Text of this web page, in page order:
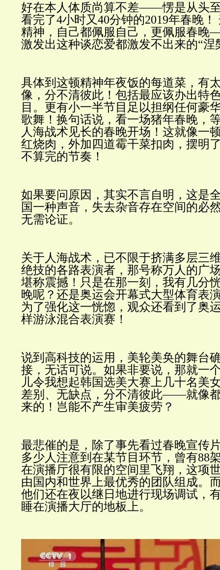
好在本人体质尚算不差——愣是从头
看完了4小时又40分钟的2019年春晚
精神，自己都佩服自己，更佩服春
激发出这种谈恋爱都激发不出来的“涅
具体到这顿精神年夜饭的每道菜，有
像，分不清彼此！包括最应该办出特
目。更有小一半节目足以担纲任何豪
歌舞！换句话说，看一场猪年春晚，
人海战术见长的春晚开场！这就像一
红烧肉，外加四道霉干菜扣肉，摆明
不算完的节奏！
如果要问原因，其实不言自明，这是
国一种声音，失去杂音存在空间的必
无需论证。
关于人海战术，已不限于挤满多层三
绝技的各路表演者，那号称万人的广
堪称震撼！只是在那一刻，我有几分
晚呢？还是奥运会开幕式大型体育表
为了强化这一恍惚，观众还看到了奥
样游泳混合表演赛！
说到高科技的运用，美轮美奂的舞台
接，无话可说。如果非要说，那就一
儿令我想起韩国选美大赛上几十名
差别、无缺点，分不清彼此——就像
来的！岂能不产生审美疲劳？
最悲催的是，除了事先看过春晚宣传
多少人注意到在某节目环节，曾有88
在演播厅很有限的空间里飞翔，这项
由国内和世界上最优秀的团队组成。
他们还在夜以继日地进行现场调试，
睡在演播大厅的地板上。